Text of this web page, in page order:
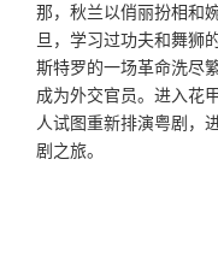
那，秋兰以俏丽扮相和
旦，学习过功夫和舞狮
斯特罗的一场革命洗尽
成为外交官员。进入花
人试图重新排演粤剧，
剧之旅。